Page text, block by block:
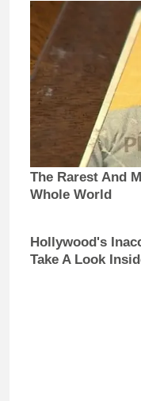
The Rarest And
Whole World
Hollywood's
Take A Look